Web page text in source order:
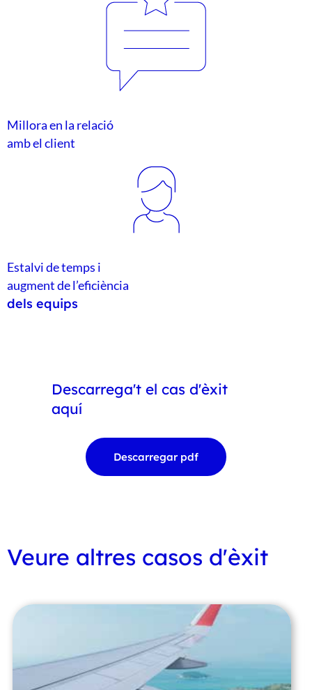
Millora en la relació
amb el client
Estalvi de temps i
augment de l’eficiència
dels equips
Descarrega't el cas d'èxit
aquí
Descarregar pdf
Veure altres casos d'èxit